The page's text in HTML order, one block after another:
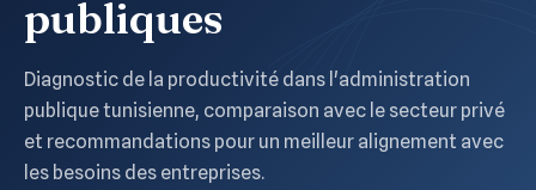
publiques
Diagnostic de la productivité dans l'administration
publique tunisienne, comparaison avec le secteur privé
et recommandations pour un meilleur alignement avec
les besoins des entreprises.